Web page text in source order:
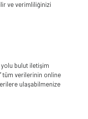
ve verimliliğinizi
bulut iletişim
tüm verilerinin online
ulaşabilmenize